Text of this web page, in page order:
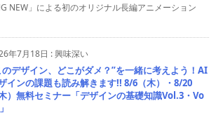
NEW」による初のオリジナル長編アニメーション
年7月18日 :興味深い
のデザイン、どこがダメ？”を一緒に考えよう！AI
インの課題も読み解きます!! 8/6（木）・8/20
木）無料セミナー「デザインの基礎知識Vol.3・Vo